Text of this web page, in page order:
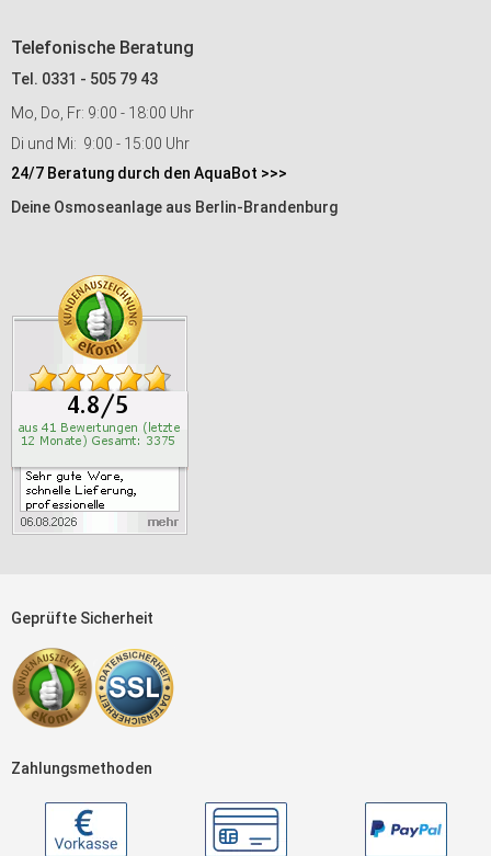
Telefonische Beratung
Tel. 0331 - 505 79 43
Mo, Do, Fr: 9:00 - 18:00 Uhr
Di und Mi: 9:00 - 15:00 Uhr
24/7 Beratung durch den AquaBot >>>
Deine Osmoseanlage aus Berlin-Brandenburg
Geprüfte Sicherheit
Zahlungsmethoden